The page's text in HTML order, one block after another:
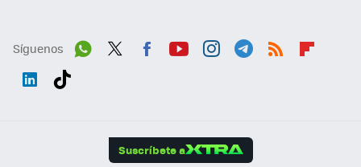
Síguenos
Suscríbete a